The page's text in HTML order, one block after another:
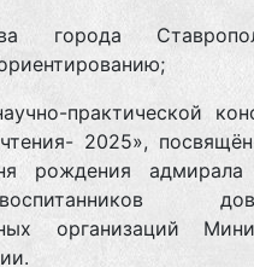
города
практической
2025»,
рождения адмирала
организаций